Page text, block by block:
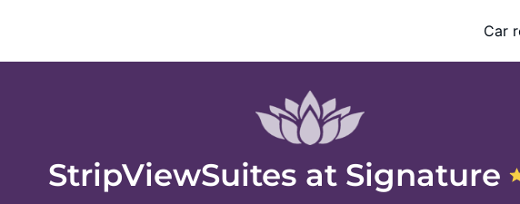
Car
StripViewSuites at Signature